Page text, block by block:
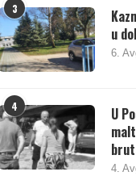
3
u
6.
4
U
4.